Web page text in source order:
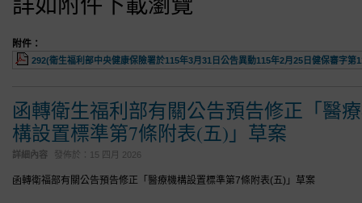
附件：
292(衛生福利部中央健康保險署於115年3月31日公告異動115年2月25日健保審字
函轉衛生福利部有關公告預告修正「醫
構設置標準第7條附表(五)」草案
詳細內容 發佈於： 15 四月 2026
函轉衛福部有關公告預告修正「醫療機構設置標準第7條附表(五)」草案